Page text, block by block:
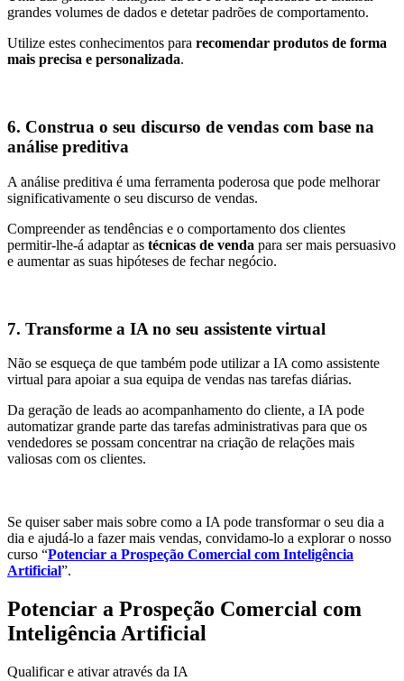
grandes volumes de dados e detetar padrões de comportamento.
Utilize estes conhecimentos para recomendar produtos de forma
mais precisa e personalizada.
6. Construa o seu discurso de vendas com base na
análise preditiva
A análise preditiva é uma ferramenta poderosa que pode melhorar
significativamente o seu discurso de vendas.
Compreender as tendências e o comportamento dos clientes
permitir-lhe-á adaptar as técnicas de venda para ser mais persuasivo
e aumentar as suas hipóteses de fechar negócio.
7. Transforme a IA no seu assistente virtual
Não se esqueça de que também pode utilizar a IA como assistente
virtual para apoiar a sua equipa de vendas nas tarefas diárias.
Da geração de leads ao acompanhamento do cliente, a IA pode
automatizar grande parte das tarefas administrativas para que os
vendedores se possam concentrar na criação de relações mais
valiosas com os clientes.
Se quiser saber mais sobre como a IA pode transformar o seu dia a
dia e ajudá-lo a fazer mais vendas, convidamo-lo a explorar o nosso
curso “Potenciar a Prospeção Comercial com Inteligência
Artificial”.
Potenciar a Prospeção Comercial com
Inteligência Artificial
Qualificar e ativar através da IA